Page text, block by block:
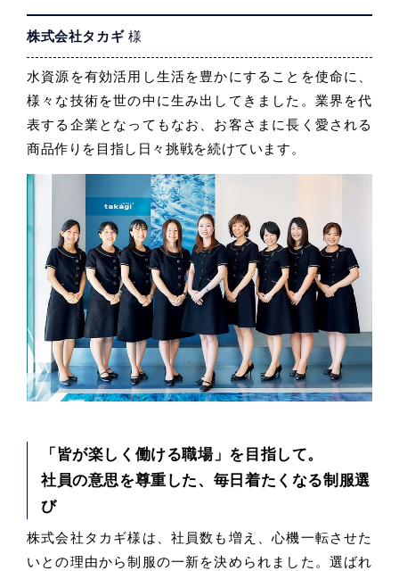
株式会社タカギ様
水資源を有効活用し生活を豊かにすることを使命に、
様々な技術を世の中に生み出してきました。業界を代
表する企業となってもなお、お客さまに長く愛される
商品作りを目指し日々挑戦を続けています。
「皆が楽しく働ける職場」を目指して。
社員の意思を尊重した、毎日着たくなる制服選
び
株式会社タカギ様は、社員数も増え、心機一転させた
いとの理由から制服の一新を決められました。選ばれ